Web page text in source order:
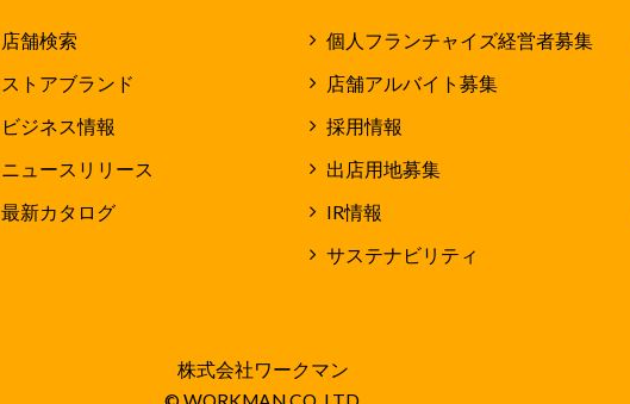
店舗検索
ストアブランド
ビジネス情報
ニュースリリース
最新カタログ
個人フランチャイズ経営者募集
店舗アルバイト募集
採用情報
出店用地募集
IR情報
サステナビリティ
株式会社ワークマン